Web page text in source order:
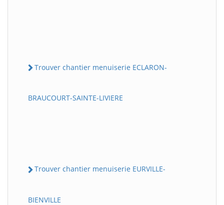
Trouver chantier menuiserie ECLARON-
BRAUCOURT-SAINTE-LIVIERE
Trouver chantier menuiserie EURVILLE-
BIENVILLE